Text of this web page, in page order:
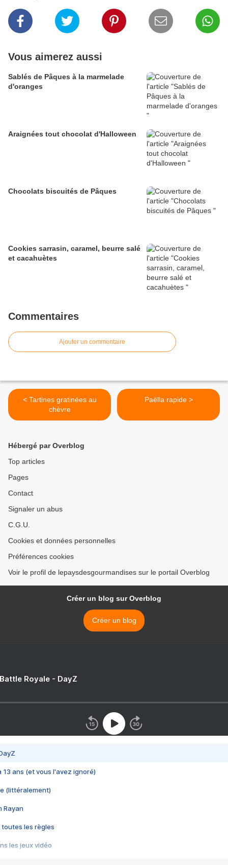
Vous aimerez aussi
Sablés de Pâques à la marmelade
d'oranges
Araignées tout chocolat d'Halloween
Chocolats biscuités de Pâques
Cookies sarrasin, caramel, beurre salé
et cacahuètes
Commentaires
Ajouter un commentaire
< Tartines gratinées au
chèvre
Paëlla rapide >
Hébergé par Overblog
Top articles
Pages
Contact
Signaler un abus
C.G.U.
Cookies et données personnelles
Préférences cookies
Voir le profil de lepaysdesgourmandises sur le portail Overblog
Créer un blog sur Overblog
Créer un blog
Royale - DayZ
13 ans (et vous l'avez ignoré)
(littéralement)
Rayan
toutes les règles
les jeux vidéo